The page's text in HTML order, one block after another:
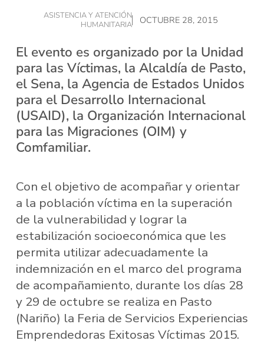
ASISTENCIA Y ATENCIÓN
HUMANITARIA
OCTUBRE 28, 2015
El evento es organizado por la Unidad
para las Víctimas, la Alcaldía de Pasto,
el Sena, la Agencia de Estados Unidos
para el Desarrollo Internacional
(USAID), la Organización Internacional
para las Migraciones (OIM) y
Comfamiliar.
Con el objetivo de acompañar y orientar
a la población víctima en la superación
de la vulnerabilidad y lograr la
estabilización socioeconómica que les
permita utilizar adecuadamente la
indemnización en el marco del programa
de acompañamiento, durante los días 28
y 29 de octubre se realiza en Pasto
(Nariño) la Feria de Servicios Experiencias
Emprendedoras Exitosas Víctimas 2015.